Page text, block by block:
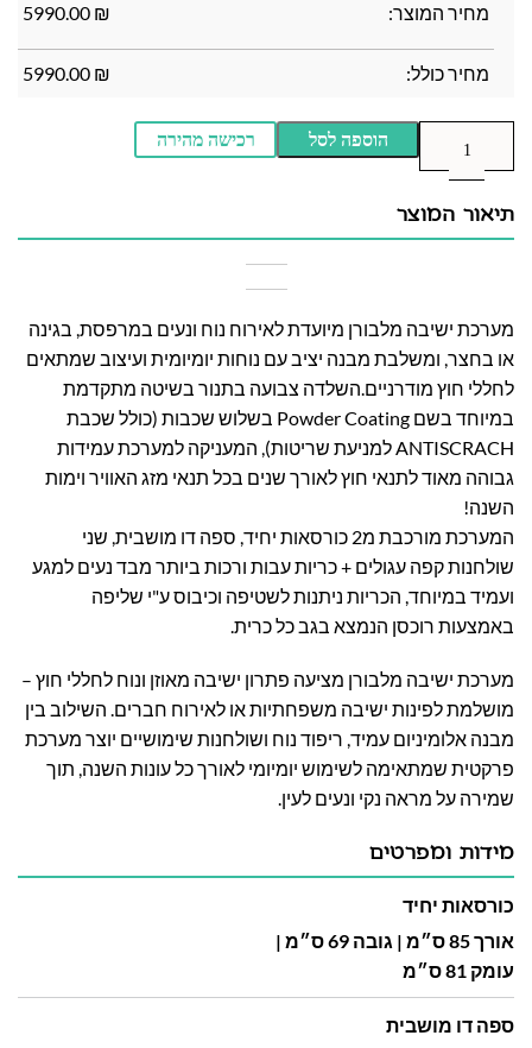
מחיר המוצר: ₪
5990.00
מחיר כולל: ₪
5990.00
הוספה לסל רכישה מהירה
תיאור המוצר
מערכת ישיבה מלבורן מיועדת לאירוח נוח ונעים במרפסת, בגינה
או בחצר, ומשלבת מבנה יציב עם נוחות יומיומית ועיצוב שמתאים
לחללי חוץ מודרניים.השלדה צבועה בתנור בשיטה מתקדמת
במיוחד בשם Powder Coating בשלוש שכבות (כולל שכבת
ANTISCRACH למניעת שריטות), המעניקה למערכת עמידות
גבוהה מאוד לתנאי חוץ לאורך שנים בכל תנאי מזג האוויר וימות
השנה!
המערכת מורכבת מ2 כורסאות יחיד, ספה דו מושבית, שני
שולחנות קפה עגולים + כריות עבות ורכות ביותר מבד נעים למגע
ועמיד במיוחד, הכריות ניתנות לשטיפה וכיבוס ע"י שליפה
באמצעות רוכסן הנמצא בגב כל כרית.
מערכת ישיבה מלבורן מציעה פתרון ישיבה מאוזן ונוח לחללי חוץ –
מושלמת לפינות ישיבה משפחתיות או לאירוח חברים. השילוב בין
מבנה אלומיניום עמיד, ריפוד נוח ושולחנות שימושיים יוצר מערכת
פרקטית שמתאימה לשימוש יומיומי לאורך כל עונות השנה, תוך
שמירה על מראה נקי ונעים לעין.
מידות ומפרטים
כורסאות יחיד
אורך 85 ס״מ | גובה 69 ס״מ |
עומק 81 ס״מ
ספה דו מושבית